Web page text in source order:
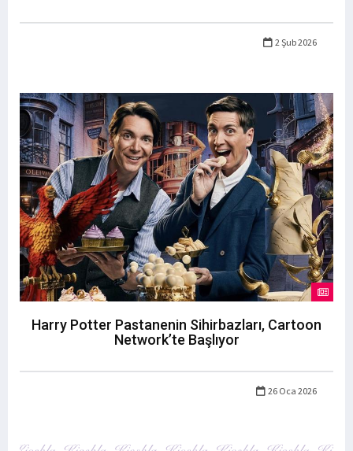
2 Şub 2026
Harry Potter Pastanenin Sihirbazları, Cartoon
Network’te Başlıyor
26 Oca 2026